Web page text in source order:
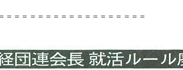
＝＝＝＝＝＝＝＝＝＝＝＝＝＝＝＝＝＝